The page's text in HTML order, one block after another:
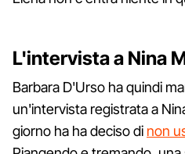
L'intervista a Nina
Barbara D'Urso ha quindi
un'intervista registrata a
giorno ha ha deciso di non